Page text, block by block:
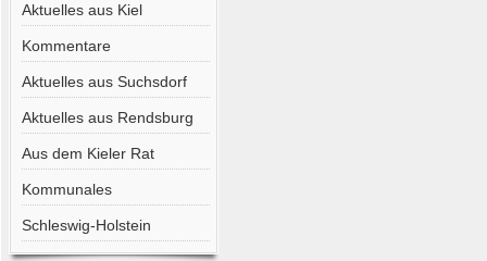
Aktuelles aus Kiel
Kommentare
Aktuelles aus Suchsdorf
Aktuelles aus Rendsburg
Aus dem Kieler Rat
Kommunales
Schleswig-Holstein